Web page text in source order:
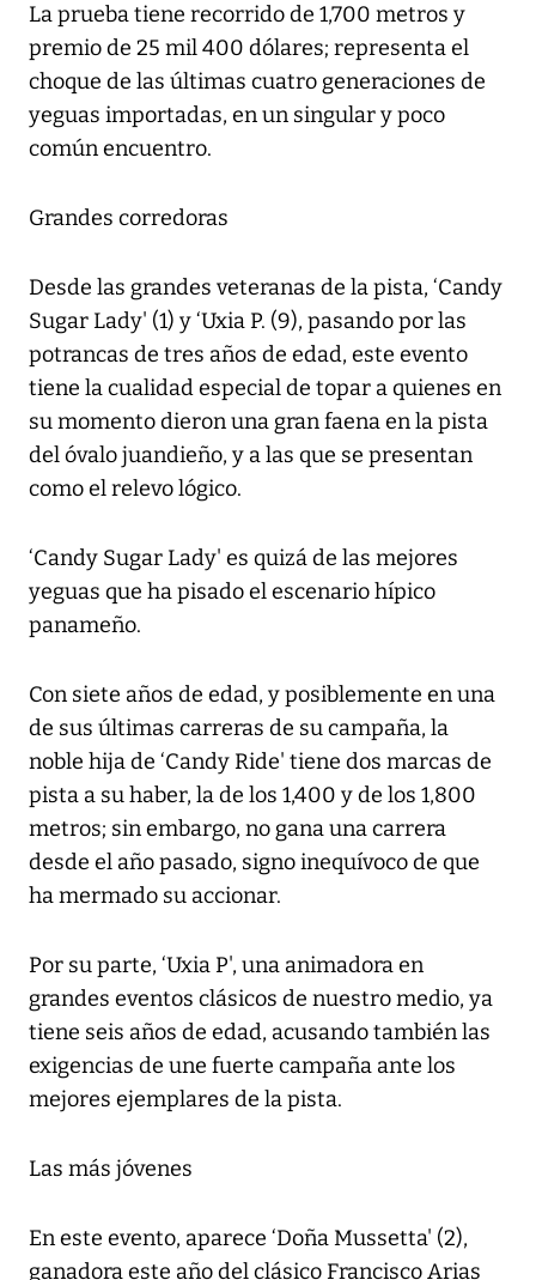
La prueba tiene recorrido de 1,700 metros y
premio de 25 mil 400 dólares; representa el
choque de las últimas cuatro generaciones de
yeguas importadas, en un singular y poco
común encuentro.
Grandes corredoras
Desde las grandes veteranas de la pista, ‘Candy
Sugar Lady' (1) y ‘Uxia P. (9), pasando por las
potrancas de tres años de edad, este evento
tiene la cualidad especial de topar a quienes en
su momento dieron una gran faena en la pista
del óvalo juandieño, y a las que se presentan
como el relevo lógico.
‘Candy Sugar Lady' es quizá de las mejores
yeguas que ha pisado el escenario hípico
panameño.
Con siete años de edad, y posiblemente en una
de sus últimas carreras de su campaña, la
noble hija de ‘Candy Ride' tiene dos marcas de
pista a su haber, la de los 1,400 y de los 1,800
metros; sin embargo, no gana una carrera
desde el año pasado, signo inequívoco de que
ha mermado su accionar.
Por su parte, ‘Uxia P', una animadora en
grandes eventos clásicos de nuestro medio, ya
tiene seis años de edad, acusando también las
exigencias de une fuerte campaña ante los
mejores ejemplares de la pista.
Las más jóvenes
En este evento, aparece ‘Doña Mussetta' (2),
ganadora este año del clásico Francisco Arias